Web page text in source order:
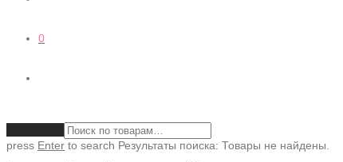
0
press Enter to search Результаты поиска: Товары не найдены.